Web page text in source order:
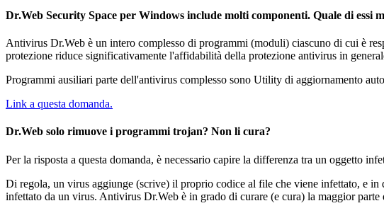
Dr.Web Security Space per Windows include molti componenti. Quale di essi
Antivirus Dr.Web è un intero complesso di programmi (moduli) ciascuno di cui è
protezione riduce significativamente l'affidabilità della protezione antivirus in
Programmi ausiliari parte dell'antivirus complesso sono Utility di aggiornamento
Link a questa domanda.
Dr.Web solo rimuove i programmi trojan? Non li cura?
Per la risposta a questa domanda, è necessario capire la differenza tra un oggetto
Di regola, un virus aggiunge (scrive) il proprio codice al file che viene infettato, e
infettato da un virus. Antivirus Dr.Web è in grado di curare (e cura) la maggior